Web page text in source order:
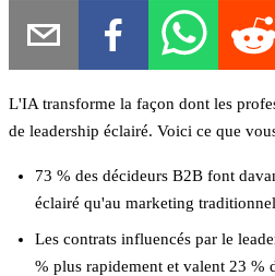
L'IA transforme la façon dont les
de leadership éclairé. Voici ce que
73 % des décideurs B2B font
éclairé qu'au marketing
Les contrats influencés par le
% plus rapidement et valent 23 %